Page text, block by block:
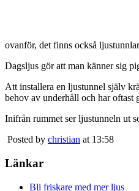
ovanför, det finns också
Dagsljus gör att man känner sig
Att installera en ljustunnel själv
behov av underhåll och har oftast
Inifrån rummet ser ljustunneln ut
Posted by christian at 13:58
Länkar
Bli friskare med mer ljus